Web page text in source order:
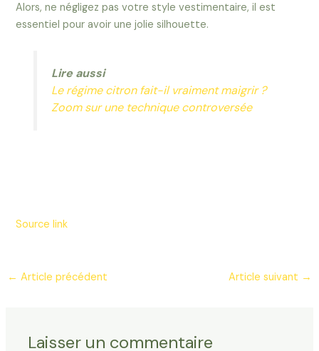
Alors, ne négligez pas votre style vestimentaire, il est
essentiel pour avoir une jolie silhouette.
Lire aussi
Le régime citron fait-il vraiment maigrir ?
Zoom sur une technique controversée
Source link
← Article précédent Article suivant →
Laisser un commentaire